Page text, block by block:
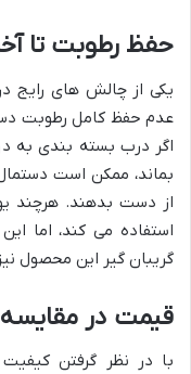
حفظ رطوبت تا
یکی از چالش های رایج
عدم حفظ کامل رطوبت
اگر درب بسته بندی به
بماند، ممکن است
از دست بدهند. هرچند
استفاده می کند،
گریبان گیر این محصول
قیمت در مقایسه
با در نظر گرفتن کیفیت